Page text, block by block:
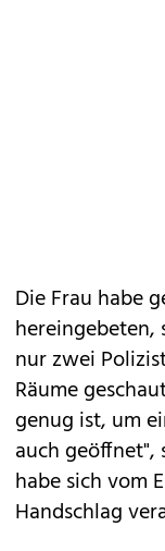
Die Frau habe
nur zwei
Räume
genug ist, um
auch geöffnet",
habe sich vom
Handschlag